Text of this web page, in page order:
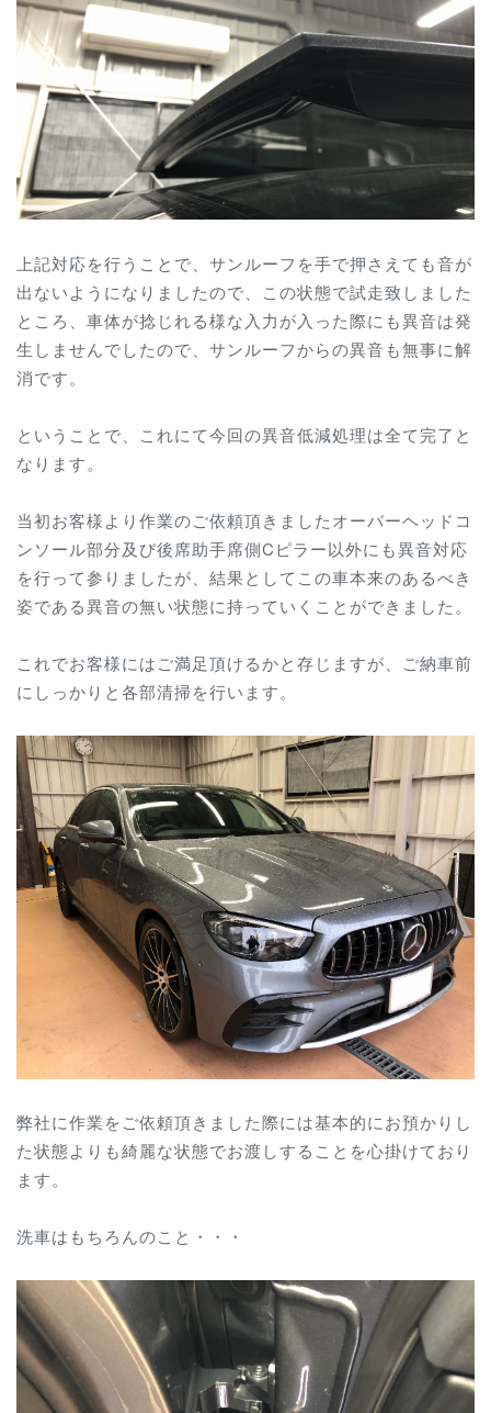
上記対応を行うことで、サンルーフを手で押さえても音が
出ないようになりましたので、この状態で試走致しました
ところ、車体が捻じれる様な入力が入った際にも異音は発
生しませんでしたので、サンルーフからの異音も無事に解
消です。
ということで、これにて今回の異音低減処理は全て完了と
なります。
当初お客様より作業のご依頼頂きましたオーバーヘッドコ
ンソール部分及び後席助手席側Cピラー以外にも異音対応
を行って参りましたが、結果としてこの車本来のあるべき
姿である異音の無い状態に持っていくことができました。
これでお客様にはご満足頂けるかと存じますが、ご納車前
にしっかりと各部清掃を行います。
弊社に作業をご依頼頂きました際には基本的にお預かりし
た状態よりも綺麗な状態でお渡しすることを心掛けており
ます。
洗車はもちろんのこと・・・